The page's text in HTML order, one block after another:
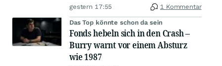
gestern 17:55 1 Kommentar
Das Top könnte schon da sein
Fonds hebeln sich in den Crash –
Burry warnt vor einem Absturz
wie 1987